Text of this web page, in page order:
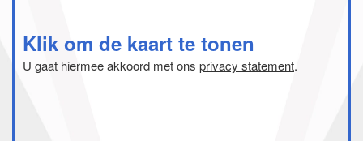
Klik om de kaart te tonen
U gaat hiermee akkoord met ons privacy statement.